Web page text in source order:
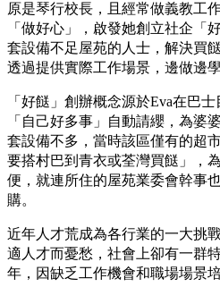
原是琴行校長，且經常做義教工
「做好心」，啟發她創立社企「
套設備不足屋苑的人士，解決買
透過提供實際工作場景，邊做邊
「好餸」創辦概念源於Eva在巴
「自己好多事」自動請纓，為婆
套設備不多，當時該區僅有的超
要搭村巴到青衣或荃灣買餸」，
便，就連所住的屋苑業委會幹事
購。
近年人才荒成為各行業的一大挑
適人才而憂愁，社會上卻有一群
年，因缺乏工作機會和職場場景